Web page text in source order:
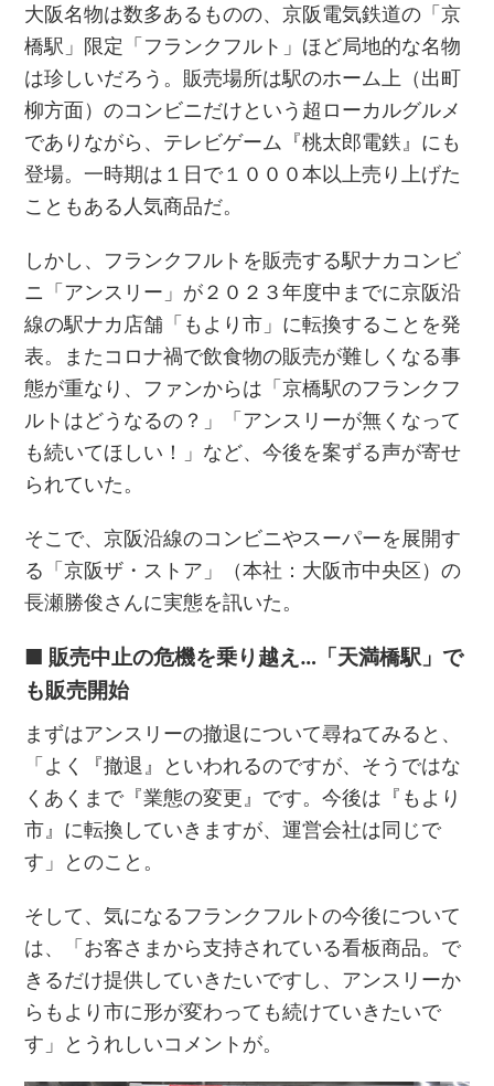
大阪名物は数多あるものの、京阪電気鉄道の「京
橋駅」限定「フランクフルト」ほど局地的な名物
は珍しいだろう。販売場所は駅のホーム上（出町
柳方面）のコンビニだけという超ローカルグルメ
でありながら、テレビゲーム『桃太郎電鉄』にも
登場。一時期は１日で１０００本以上売り上げた
こともある人気商品だ。
しかし、フランクフルトを販売する駅ナカコンビ
ニ「アンスリー」が２０２３年度中までに京阪沿
線の駅ナカ店舗「もより市」に転換することを発
表。またコロナ禍で飲食物の販売が難しくなる事
態が重なり、ファンからは「京橋駅のフランクフ
ルトはどうなるの？」「アンスリーが無くなって
も続いてほしい！」など、今後を案ずる声が寄せ
られていた。
そこで、京阪沿線のコンビニやスーパーを展開す
る「京阪ザ・ストア」（本社：大阪市中央区）の
長瀬勝俊さんに実態を訊いた。
■ 販売中止の危機を乗り越え…「天満橋駅」で
も販売開始
まずはアンスリーの撤退について尋ねてみると、
「よく『撤退』といわれるのですが、そうではな
くあくまで『業態の変更』です。今後は『もより
市』に転換していきますが、運営会社は同じで
す」とのこと。
そして、気になるフランクフルトの今後について
は、「お客さまから支持されている看板商品。で
きるだけ提供していきたいですし、アンスリーか
らもより市に形が変わっても続けていきたいで
す」とうれしいコメントが。